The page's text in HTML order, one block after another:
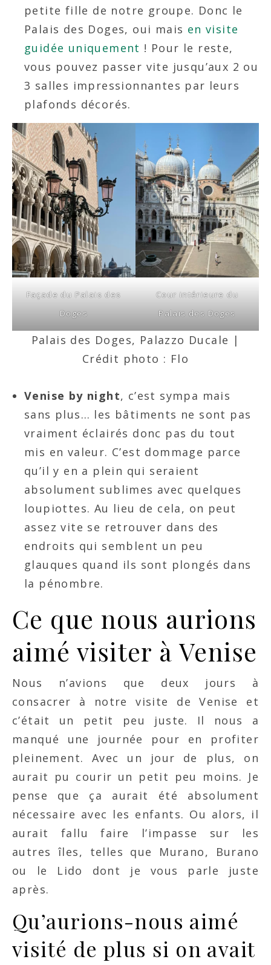
petite fille de notre groupe. Donc le
Palais des Doges, oui mais en visite
guidée uniquement ! Pour le reste,
vous pouvez passer vite jusqu’aux 2 ou
3 salles impressionnantes par leurs
plafonds décorés.
Façade du Palais des
Doges
Cour intérieure du
Palais des Doges
Palais des Doges, Palazzo Ducale |
Crédit photo : Flo
Venise by night, c’est sympa mais
sans plus… les bâtiments ne sont pas
vraiment éclairés donc pas du tout
mis en valeur. C’est dommage parce
qu’il y en a plein qui seraient
absolument sublimes avec quelques
loupiottes. Au lieu de cela, on peut
assez vite se retrouver dans des
endroits qui semblent un peu
glauques quand ils sont plongés dans
la pénombre.
Ce que nous aurions
aimé visiter à Venise
Nous n’avions que deux jours à
consacrer à notre visite de Venise et
c’était un petit peu juste. Il nous a
manqué une journée pour en profiter
pleinement. Avec un jour de plus, on
aurait pu courir un petit peu moins. Je
pense que ça aurait été absolument
nécessaire avec les enfants. Ou alors, il
aurait fallu faire l’impasse sur les
autres îles, telles que Murano, Burano
ou le Lido dont je vous parle juste
après.
Qu’aurions-nous aimé
visité de plus si on avait